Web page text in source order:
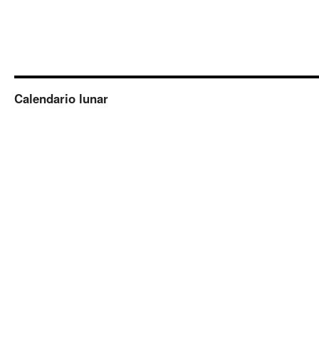
Calendario lunar